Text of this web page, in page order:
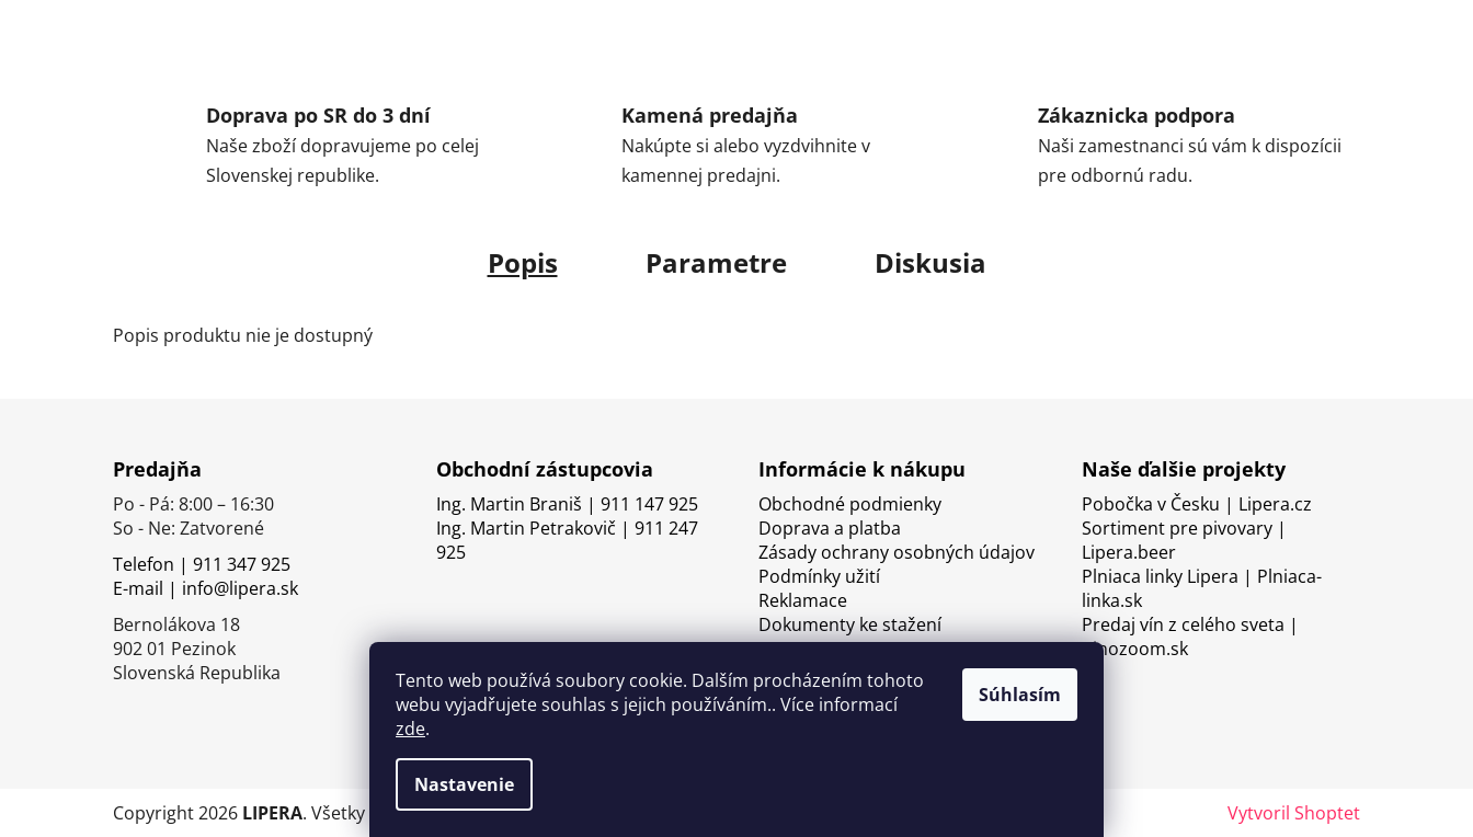
Tento web používá soubory cookie. Dalším procházením tohoto
webu vyjadřujete souhlas s jejich používáním.. Více informací
zde.
Nastavenie
Súhlasím
Doprava po SR do 3 dní
Naše zboží dopravujeme po celej
Slovenskej republike.
Kamená predajňa
Nakúpte si alebo vyzdvihnite v
kamennej predajni.
Zákaznicka podpora
Naši zamestnanci sú vám k dispozícii
pre odbornú radu.
Popis Parametre Diskusia
Popis produktu nie je dostupný
Predajňa
Po - Pá: 8:00 – 16:30
So - Ne: Zatvorené
Telefon | 911 347 925
E-mail | info@lipera.sk
Bernolákova 18
902 01 Pezinok
Slovenská Republika
Obchodní zástupcovia
Ing. Martin Braniš | 911 147 925
Ing. Martin Petrakovič | 911 247
925
Informácie k nákupu
Obchodné podmienky
Doprava a platba
Zásady ochrany osobných údajov
Podmínky užití
Reklamace
Dokumenty ke stažení
Naše ďalšie projekty
Pobočka v Česku | Lipera.cz
Sortiment pre pivovary |
Lipera.beer
Plniaca linky Lipera | Plniaca-
linka.sk
Predaj vín z celého sveta |
Vinozoom.sk
Vytvoril Shoptet
Copyright 2026 LIPERA. Všetky práva vyhradené.